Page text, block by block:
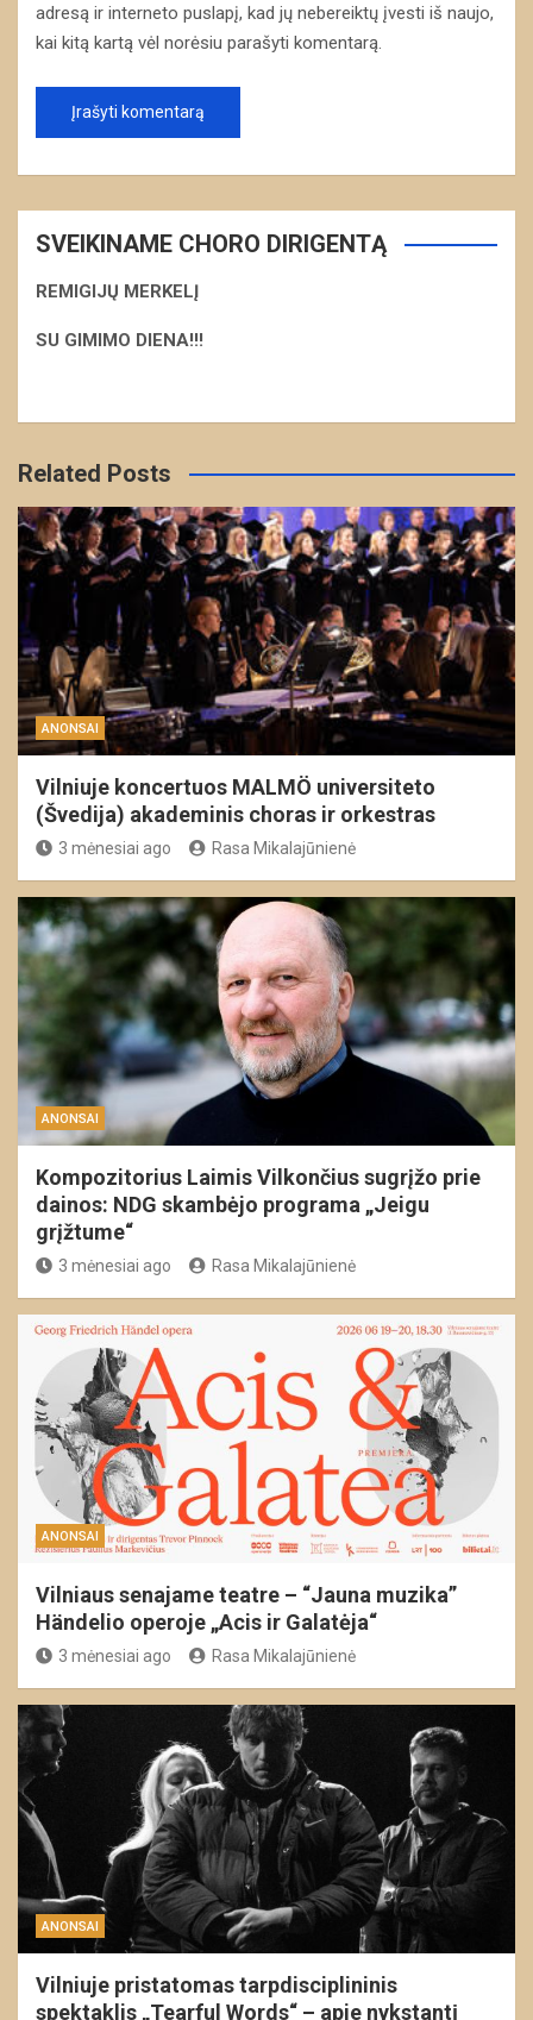
adresą ir interneto puslapį, kad jų nebereiktų įvesti iš naujo,
kai kitą kartą vėl norėsiu parašyti komentarą.
SVEIKINAME CHORO DIRIGENTĄ
REMIGIJŲ MERKELĮ
SU GIMIMO DIENA!!!
Related Posts
ANONSAI
Vilniuje koncertuos MALMÖ universiteto
(Švedija) akademinis choras ir orkestras
3 mėnesiai ago Rasa Mikalajūnienė
ANONSAI
Kompozitorius Laimis Vilkončius sugrįžo prie
dainos: NDG skambėjo programa „Jeigu
grįžtume“
3 mėnesiai ago Rasa Mikalajūnienė
ANONSAI
Vilniaus senajame teatre – “Jauna muzika”
Händelio operoje „Acis ir Galatėja“
3 mėnesiai ago Rasa Mikalajūnienė
ANONSAI
Vilniuje pristatomas tarpdisciplininis
spektaklis „Tearful Words“ – apie nykstantį